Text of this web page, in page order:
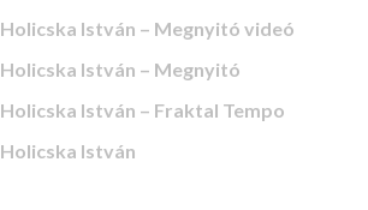
Holicska István – Megnyitó videó
Holicska István – Megnyitó
Holicska István – Fraktal Tempo
Holicska István